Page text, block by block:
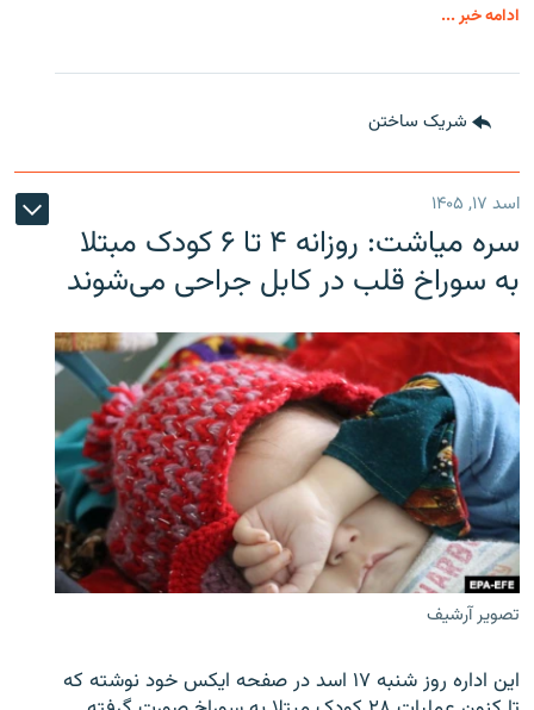
ادامه خبر ...
شریک ساختن
اسد ۱۷, ۱۴۰۵
سره‌ میاشت: روزانه ۴ تا ۶ کودک مبتلا
به سوراخ قلب در کابل جراحی می‌شوند
تصویر آرشیف
این اداره روز شنبه ۱۷ اسد در صفحه ایکس خود نوشته که